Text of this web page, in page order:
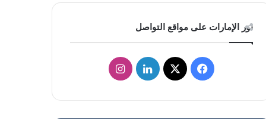
نور الإمارات على مواقع التواصل
ف
س
ل
ن
ا
س